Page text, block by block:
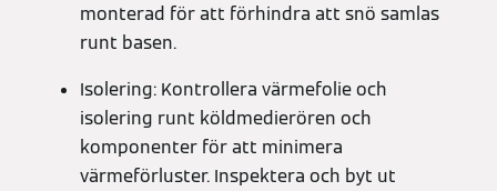
monterad för att förhindra att snö samlas
runt basen.
Isolering: Kontrollera värmefolie och
isolering runt köldmedierören och
komponenter för att minimera
värmeförluster. Inspektera och byt ut